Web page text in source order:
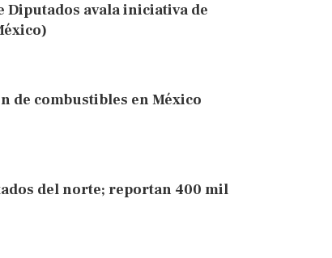
Diputados avala iniciativa de
de combustibles en México
del norte; reportan 400 mil